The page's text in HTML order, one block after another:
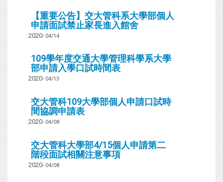
【重要公告】交大管科系大學部個人
申請面試禁止家長進入館舍
2020- 04/14
109學年度交通大學管理科學系大學
部申請入學口試時間表
2020- 04/13
交大管科109大學部個人申請口試時
間協調申請表
2020- 04/08
交大管科大學部4/15個人申請第二
階段面試相關注意事項
2020- 04/08